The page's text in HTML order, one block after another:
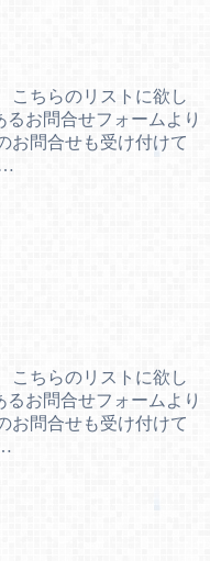
こちらのリストに欲し
お問合せフォームより
お問合せも受け付けて
こちらのリストに欲し
お問合せフォームより
お問合せも受け付けて